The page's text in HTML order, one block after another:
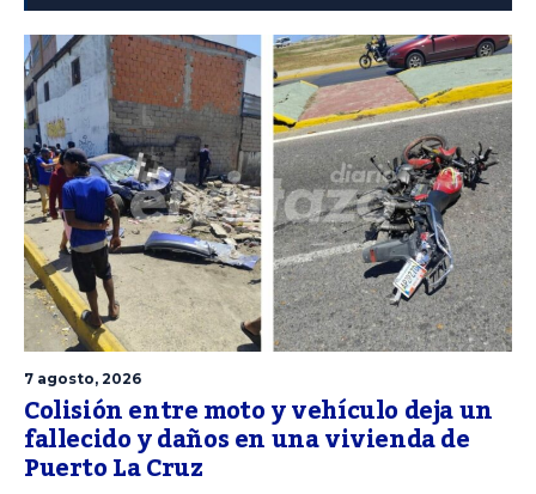
7 agosto, 2026
Colisión entre moto y vehículo deja un
fallecido y daños en una vivienda de
Puerto La Cruz